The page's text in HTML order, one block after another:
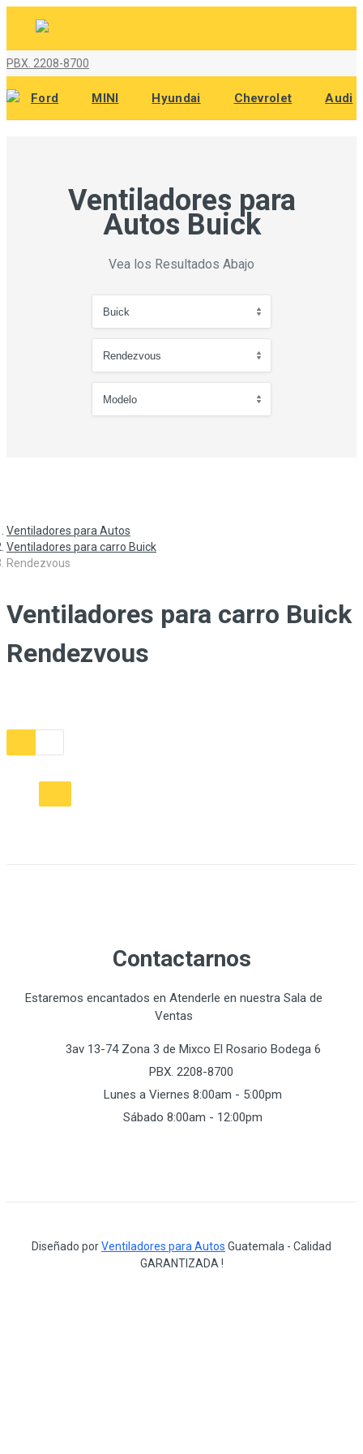
PBX. 2208-8700
Ford MINI Hyundai Chevrolet Audi
Ventiladores para
Autos Buick
Vea los Resultados Abajo
Ventiladores para Autos
Ventiladores para carro Buick
Rendezvous
Ventiladores para carro Buick
Rendezvous
Contactarnos
Estaremos encantados en Atenderle en nuestra Sala de
Ventas
3av 13-74 Zona 3 de Mixco El Rosario Bodega 6
PBX. 2208-8700
Lunes a Viernes 8:00am - 5:00pm
Sábado 8:00am - 12:00pm
Diseñado porVentiladores para Autos Guatemala - Calidad
GARANTIZADA !